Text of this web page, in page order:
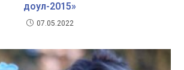
доул-2015»
07.05.2022